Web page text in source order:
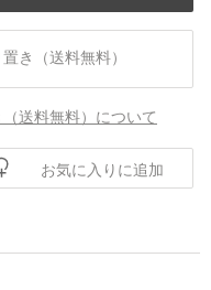
き（送料無料）
送料無料）について
お気に入りに追加